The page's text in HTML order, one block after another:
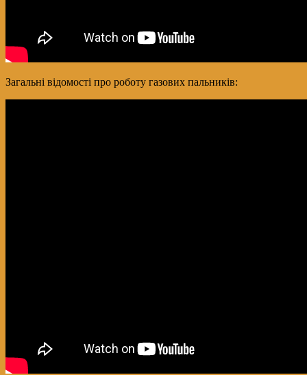
Загальні відомості про роботу газових пальників: